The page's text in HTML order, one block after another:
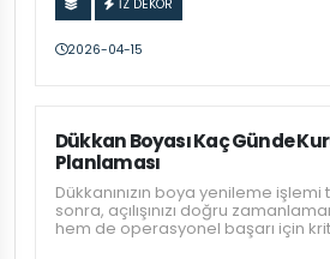
İZ DEKOR
2026-04-15
Dükkan Boyası Kaç Günde
Planlaması
Dükkanınızın boya yenileme
sonra, açılışınızı doğru
hem de operasyonel başarı için